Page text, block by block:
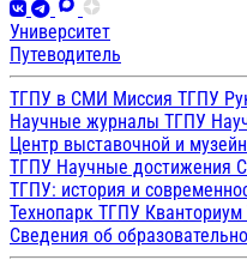
Университет
Путеводитель
ТГПУ в СМИ Миссия ТГПУ
Научные журналы ТГПУ
Центр выставочной и
ТГПУ Научные достижения
ТГПУ: история и
Технопарк ТГПУ
Сведения об